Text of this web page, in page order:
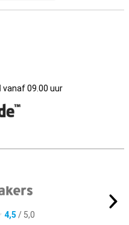
vanaf 09.00 uur
4,5 / 5,0